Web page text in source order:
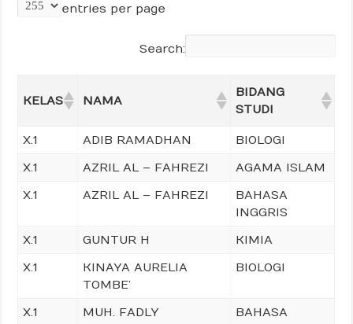
entries per page
Search:
KELAS NAMA
BIDANG
STUDI
X.1 ADIB RAMADHAN
BIOLOGI
X.1
AZRIL AL – FAHREZI
AGAMA ISLAM
X.1
AZRIL AL – FAHREZI
BAHASA
INGGRIS
X.1
GUNTUR H
KIMIA
X.1
KINAYA AURELIA
TOMBE’
BIOLOGI
X.1
MUH. FADLY
BAHASA